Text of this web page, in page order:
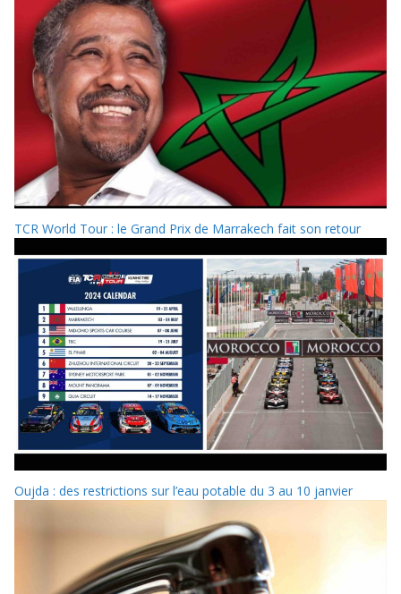
TCR World Tour : le Grand Prix de Marrakech fait son retour
Oujda : des restrictions sur l’eau potable du 3 au 10 janvier